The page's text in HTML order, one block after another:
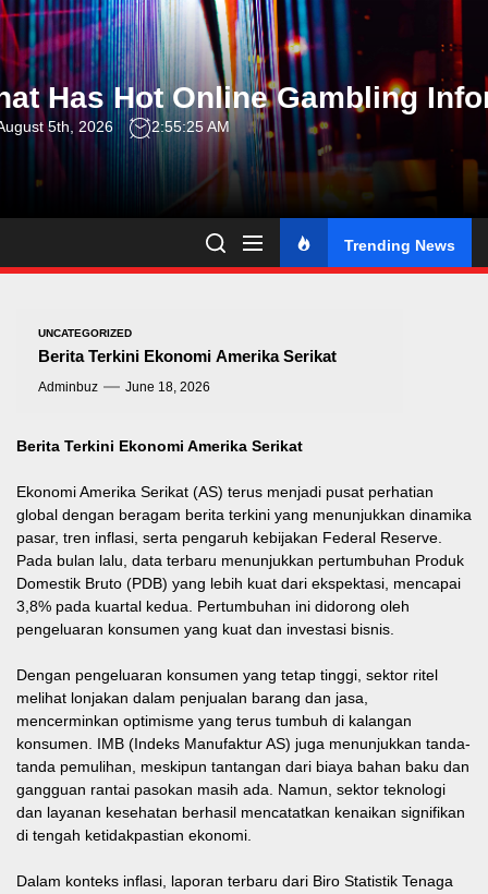
Skip
to
the
contentHas Hot Online Gambling
5th, 2026 2:55:26 AM
Trending News
UNCATEGORIZED
Berita Terkini Ekonomi Amerika Serikat
Adminbuz June 18, 2026
Berita Terkini Ekonomi Amerika Serikat
Ekonomi Amerika Serikat (AS) terus menjadi pusat perhatian
global dengan beragam berita terkini yang menunjukkan dinamika
pasar, tren inflasi, serta pengaruh kebijakan Federal Reserve.
Pada bulan lalu, data terbaru menunjukkan pertumbuhan Produk
Domestik Bruto (PDB) yang lebih kuat dari ekspektasi, mencapai
3,8% pada kuartal kedua. Pertumbuhan ini didorong oleh
pengeluaran konsumen yang kuat dan investasi bisnis.
Dengan pengeluaran konsumen yang tetap tinggi, sektor ritel
melihat lonjakan dalam penjualan barang dan jasa,
mencerminkan optimisme yang terus tumbuh di kalangan
konsumen. IMB (Indeks Manufaktur AS) juga menunjukkan tanda-
tanda pemulihan, meskipun tantangan dari biaya bahan baku dan
gangguan rantai pasokan masih ada. Namun, sektor teknologi
dan layanan kesehatan berhasil mencatatkan kenaikan signifikan
di tengah ketidakpastian ekonomi.
Dalam konteks inflasi, laporan terbaru dari Biro Statistik Tenaga